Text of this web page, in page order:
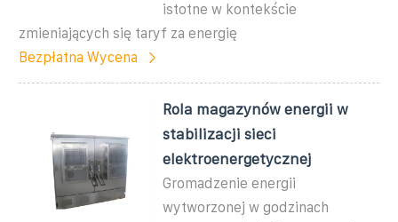
istotne w kontekście
zmieniających się taryf za energię
Bezpłatna Wycena
Rola magazynów energii w
stabilizacji sieci
elektroenergetycznej
Gromadzenie energii
wytworzonej w godzinach